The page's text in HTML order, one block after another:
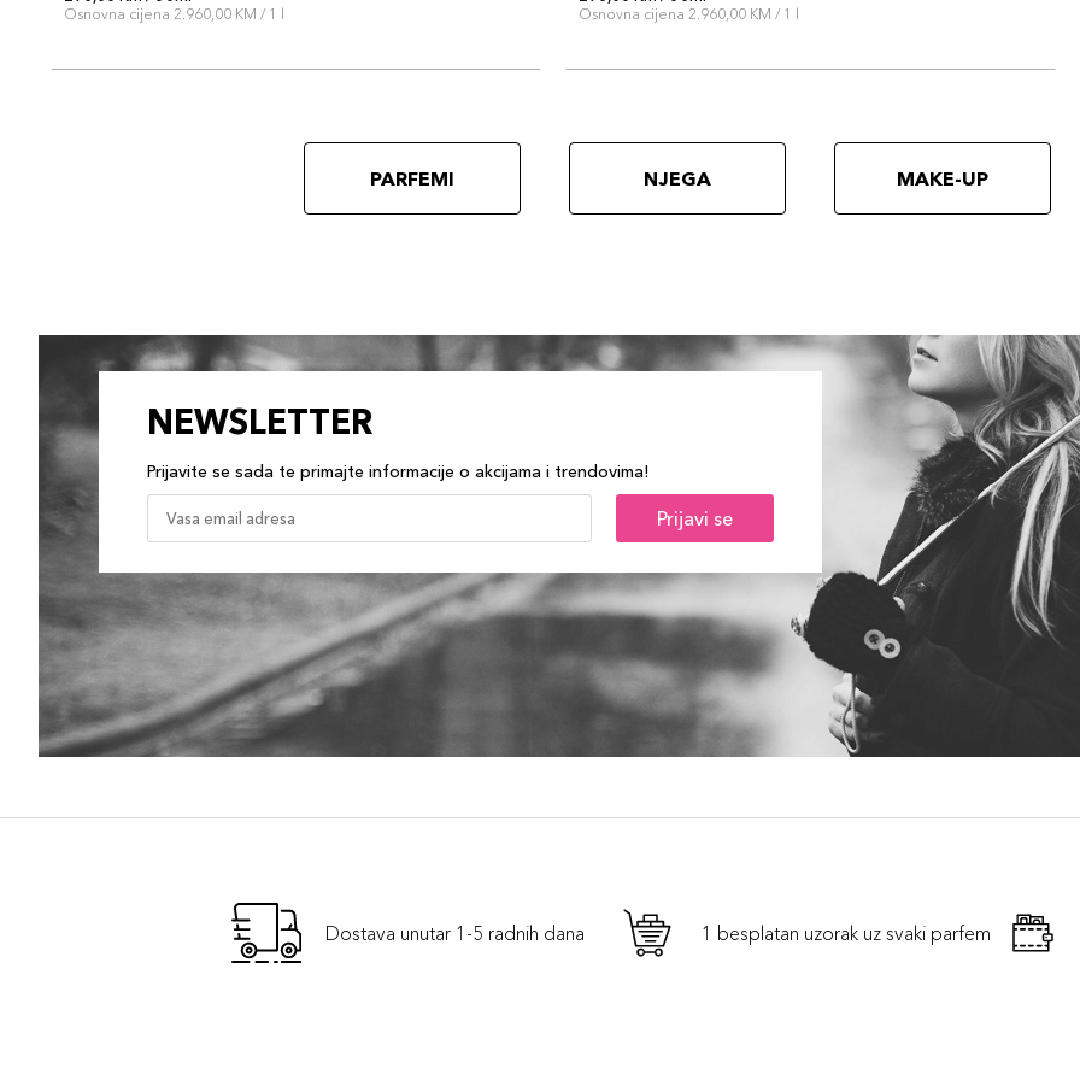
Osnovna cijena 2.960,00 KM / 1 l Osnovna cijena 2.960,00 KM / 1 l
PARFEMI NJEGA MAKE-UP
NEWSLETTER
Prijavite se sada te primajte informacije o akcijama i trendovima!
Prijavi se
Dostava unutar 1-5 radnih dana 1 besplatan uzorak uz svaki parfem